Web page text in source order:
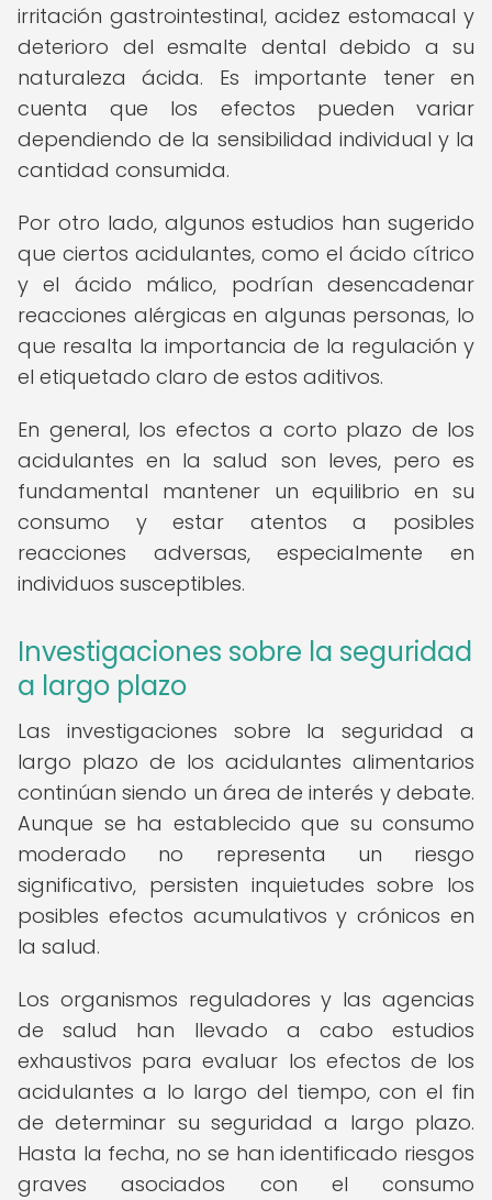
irritación gastrointestinal, acidez estomacal y
deterioro del esmalte dental debido a su
naturaleza ácida. Es importante tener en
cuenta que los efectos pueden variar
dependiendo de la sensibilidad individual y la
cantidad consumida.
Por otro lado, algunos estudios han sugerido
que ciertos acidulantes, como el ácido cítrico
y el ácido málico, podrían desencadenar
reacciones alérgicas en algunas personas, lo
que resalta la importancia de la regulación y
el etiquetado claro de estos aditivos.
En general, los efectos a corto plazo de los
acidulantes en la salud son leves, pero es
fundamental mantener un equilibrio en su
consumo y estar atentos a posibles
reacciones adversas, especialmente en
individuos susceptibles.
Investigaciones sobre la seguridad
a largo plazo
Las investigaciones sobre la seguridad a
largo plazo de los acidulantes alimentarios
continúan siendo un área de interés y debate.
Aunque se ha establecido que su consumo
moderado no representa un riesgo
significativo, persisten inquietudes sobre los
posibles efectos acumulativos y crónicos en
la salud.
Los organismos reguladores y las agencias
de salud han llevado a cabo estudios
exhaustivos para evaluar los efectos de los
acidulantes a lo largo del tiempo, con el fin
de determinar su seguridad a largo plazo.
Hasta la fecha, no se han identificado riesgos
graves asociados con el consumo